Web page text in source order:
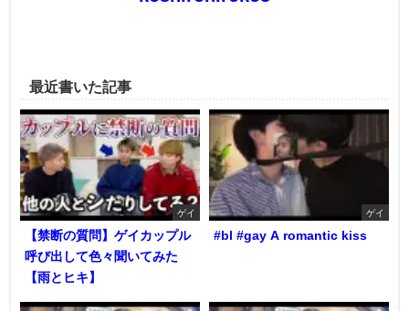
最近書いた記事
ゲイ
【禁断の質問】ゲイカップル
呼び出して色々聞いてみた
【雨とヒキ】
ゲイ
#bl #gay A romantic kiss